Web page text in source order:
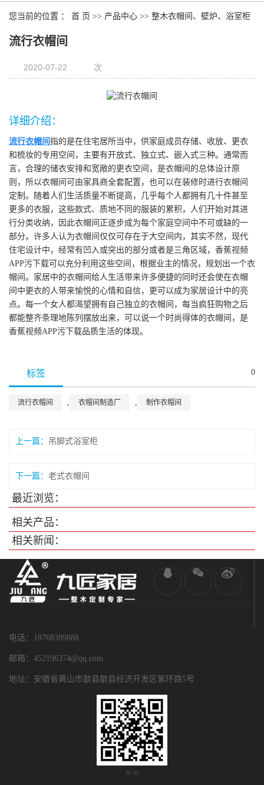
您当前的位置 ： 首 页 >> 产品中心 >> 整木衣帽间、壁炉、浴室柜
流行衣帽间
2020-07-22 次
详细介绍：
流行衣帽间 指的是在住宅居所当中，供家庭成员存储、收放、更衣
和梳妆的专用空间，主要有开放式、独立式、嵌入式三种。通常而
言，合理的储衣安排和宽敞的更衣空间，是衣帽间的总体设计原
则，所以衣帽间可由家具商全套配置，也可以在装修时进行衣帽间
定制。随着人们生活质量不断提高，几乎每个人都拥有几十件甚至
更多的衣服，这些款式、质地不同的服装的累积，人们开始对其进
行分类收纳，因此衣帽间正逐步成为每个家庭空间中不可或缺的一
部分。许多人认为衣帽间仅仅可存在于大空间内，其实不然，现代
住宅设计中，经常有凹入或突出的部分或者是三角区域，香蕉视频
APP污下载可以充分利用这些空间，根据业主的情况，规划出一个衣
帽间。家居中的衣帽间给人生活带来许多便捷的同时还会使在衣帽
间中更衣的人带来愉悦的心情和自信，更可以成为家居设计中的亮
点。每一个女人都渴望拥有自己独立的衣帽间，每当疯狂购物之后
都能整齐条理地陈列摆放出来，可以说一个时尚得体的衣帽间，是
香蕉视频APP污下载品质生活的体现。
标签 0
流行衣帽间 , 衣帽间制造厂 , 制作衣帽间
上一篇： 吊脚式浴室柜
下一篇： 老式衣帽间
最近浏览：
相关产品：
相关新闻：
电话：18768389888
邮箱：452196374@qq.com
地址：安徽省黄山市歙县歙县经济开发区紫环路5号
扫一扫